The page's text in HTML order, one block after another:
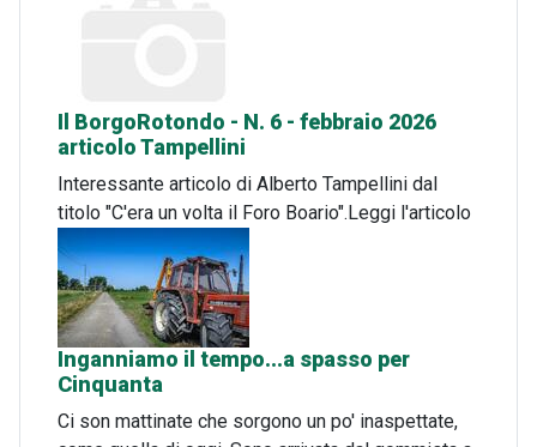
Il BorgoRotondo - N. 6 - febbraio 2026
articolo Tampellini
Interessante articolo di Alberto Tampellini dal
titolo "C'era un volta il Foro Boario".Leggi l'articolo
Inganniamo il tempo...a spasso per
Cinquanta
Ci son mattinate che sorgono un po' inaspettate,